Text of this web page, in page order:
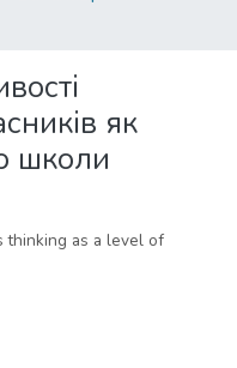
як
школи
thinking as a level of